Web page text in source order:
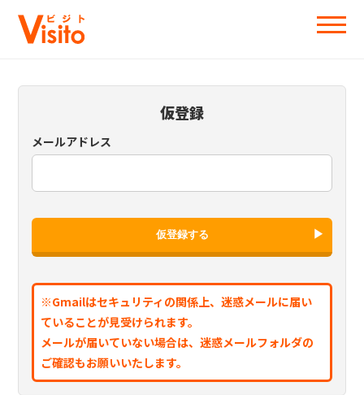
仮登録
メールアドレス
仮登録する
※Gmailはセキュリティの関係上、迷惑メールに届い
ていることが見受けられます。
メールが届いていない場合は、迷惑メールフォルダの
ご確認もお願いいたします。